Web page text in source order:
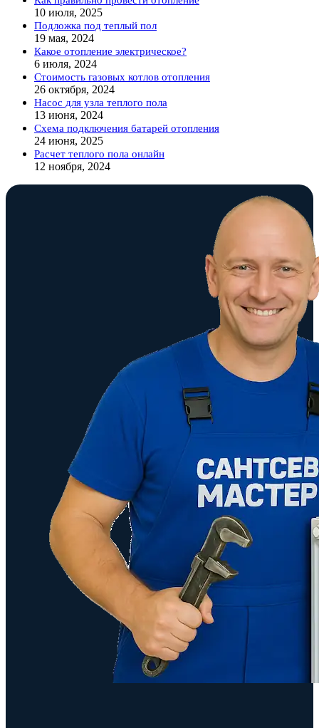
10 июля, 2025
Подложка под теплый пол
19 мая, 2024
Какое отопление электрическое?
6 июля, 2024
Стоимость газовых котлов отопления
26 октября, 2024
Насос для узла теплого пола
13 июня, 2024
Схема подключения батарей отопления
24 июня, 2025
Расчет теплого пола онлайн
12 ноября, 2024